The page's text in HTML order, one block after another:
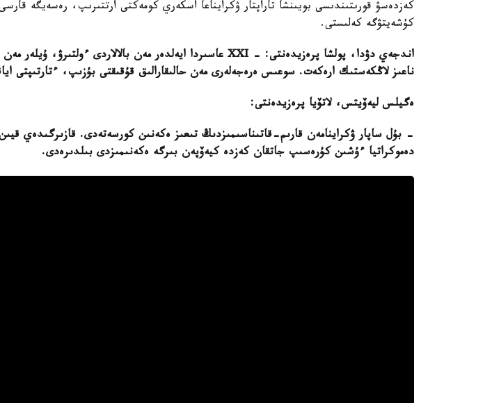
كەزدەسۋ قورىتىندىسى بويىنشا تاراپتار ۋكرايناعا اسكەري كومەكتى ارتتىرىپ، رەسەيگە
كۇشەيتۋگە كەلىستى.
اندجەي دۋدا، پولشا پرەزيدەنتى: - XXI عاسىردا ايەلدەر مەن بالالاردى ءولتىرۋ، ۇيلەر مەن
ناعىز لاڭكەستىك ارەكەت. سوعىس ەرەجەلەرى مەن حالىقارالىق قۇقىقتى بۇزىپ، ءتارتىپتى
ەگيلس ليەۆيتس، لاتۆيا پرەزيدەنتى:
- بۇل ساپار ۋكراينامەن قارىم-قاتىناسىمىزدىڭ تىعىز ەكەنىن كورسەتەدى. قازىرگىدەي قيىن
دەموكراتيا ءۇشىن كۇرەسىپ جاتقان كەزدە كيەۆپەن بىرگە ەكەنىمىزدى بىلدىرەدى.